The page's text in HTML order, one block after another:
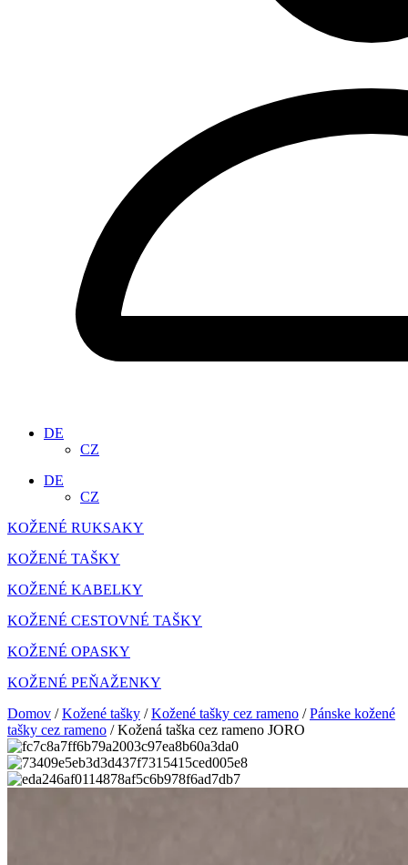
DE
CZ
DE
CZ
KOŽENÉ RUKSAKY
KOŽENÉ TAŠKY
KOŽENÉ KABELKY
KOŽENÉ CESTOVNÉ TAŠKY
KOŽENÉ OPASKY
KOŽENÉ PEŇAŽENKY
Domov /Kožené tašky /Kožené tašky cez rameno /Pánske kožené
tašky cez rameno / Kožená taška cez rameno JORO